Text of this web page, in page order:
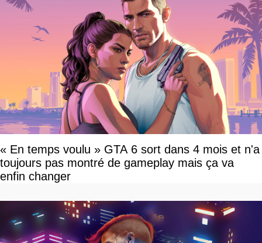
« En temps voulu » GTA 6 sort dans 4 mois et n'a
toujours pas montré de gameplay mais ça va
enfin changer